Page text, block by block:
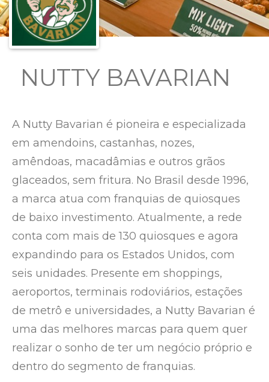
NUTTY BAVARIAN
A Nutty Bavarian é pioneira e especializada
em amendoins, castanhas, nozes,
amêndoas, macadâmias e outros grãos
glaceados, sem fritura. No Brasil desde 1996,
a marca atua com franquias de quiosques
de baixo investimento. Atualmente, a rede
conta com mais de 130 quiosques e agora
expandindo para os Estados Unidos, com
seis unidades. Presente em shoppings,
aeroportos, terminais rodoviários, estações
de metrô e universidades, a Nutty Bavarian é
uma das melhores marcas para quem quer
realizar o sonho de ter um negócio próprio e
dentro do segmento de franquias.